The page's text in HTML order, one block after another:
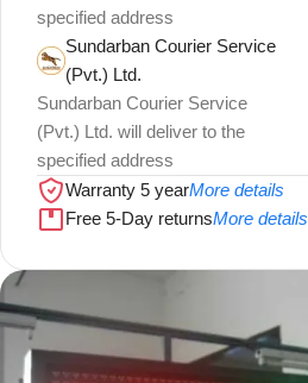
specified address
Sundarban Courier Service
(Pvt.) Ltd.
Sundarban Courier Service
(Pvt.) Ltd. will deliver to the
specified address
Warranty 5 yearMore details
Free 5-Day returnsMore details